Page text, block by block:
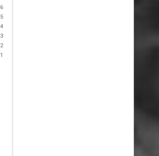
6
5
4
3
2
1